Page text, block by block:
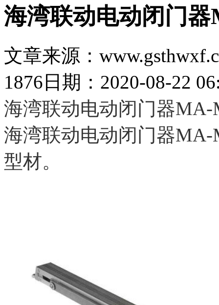
海湾联动电动闭门
文章来源：
1876 日期：2020-08-22
海湾联动电动闭门器MA-
海湾联动电动闭门器
型材。